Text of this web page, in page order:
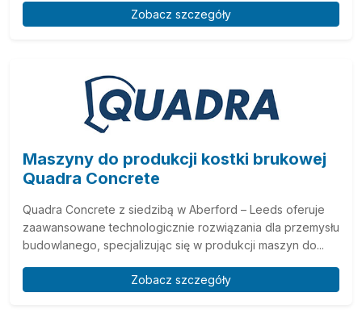
Zobacz szczegóły
Maszyny do produkcji kostki brukowej
Quadra Concrete
Quadra Concrete z siedzibą w Aberford – Leeds oferuje
zaawansowane technologicznie rozwiązania dla przemysłu
budowlanego, specjalizując się w produkcji maszyn do...
Zobacz szczegóły